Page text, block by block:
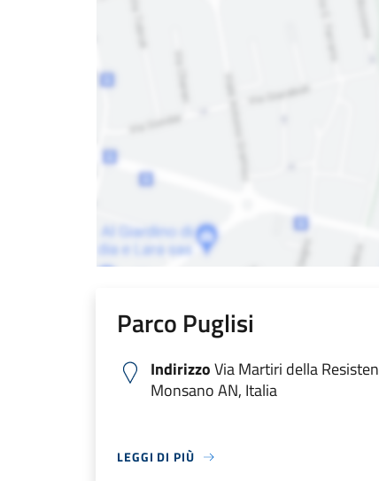
Parco Puglisi
IndirizzoVia Martiri della
Monsano AN, Italia
LEGGI DI PIÙ